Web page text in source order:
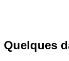
Quelques